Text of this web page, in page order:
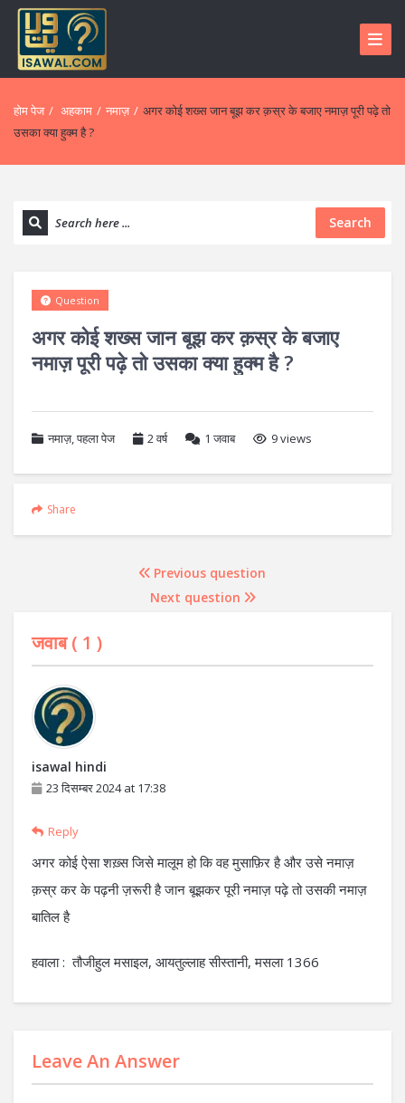
होम पेज / अहकाम / नमाज़ / अगर कोई शख्स जान बूझ कर क़स्र के बजाए नमाज़ पूरी पढ़े तो
उसका क्या हुक्म है ?
Search
अगर कोई शख्स जान बूझ कर क़स्र के बजाए
नमाज़ पूरी पढ़े तो उसका क्या हुक्म है ?
Question
नमाज़,पहला पेज 2 वर्ष 1 जवाब 9 views
Share
Previous question
Next question
जवाब ( 1 )
isawal hindi
23 दिसम्बर 2024 at 17:38
Reply
अगर कोई ऐसा शख़्स जिसे मालूम हो कि वह मुसाफ़िर है और उसे नमाज़
क़स्र कर के पढ़नी ज़रूरी है जान बूझकर पूरी नमाज़ पढ़े तो उसकी नमाज़
बातिल है
हवाला : तौजीहुल मसाइल, आयतुल्लाह सीस्तानी, मसला 1366
Leave An Answer